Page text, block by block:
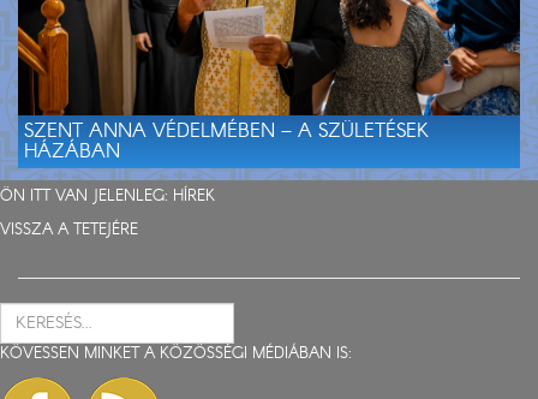
SZENT ANNA VÉDELMÉBEN – A SZÜLETÉSEK
HÁZÁBAN
ÖN ITT VAN JELENLEG: HÍREK
VISSZA A TETEJÉRE
KÖVESSEN MINKET A KÖZÖSSÉGI MÉDIÁBAN IS: